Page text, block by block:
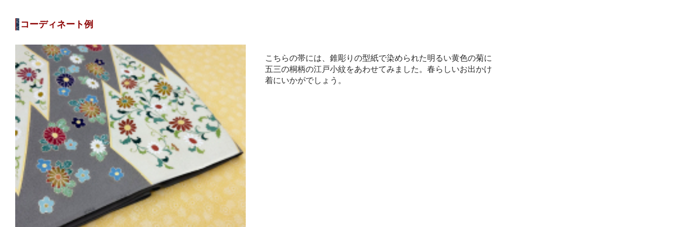
コーディネート例
こちらの帯には、錐彫りの型紙で染められた明るい黄色の菊に
五三の桐柄の江戸小紋をあわせてみました。春らしいお出かけ
着にいかがでしょう。